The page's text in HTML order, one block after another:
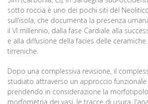
sotto roccia è uno dei pochi siti del
sull'isola, che documenta la presenza
il VI millennio, dalla fase Cardiale alla
e alla diffusione della facies delle ceramiche
tirreniche.
Dopo una complessiva revisione, il
studiato attraverso un approccio
prendendo in considerazione la
morfometria dei vasi, le tracce di usura,